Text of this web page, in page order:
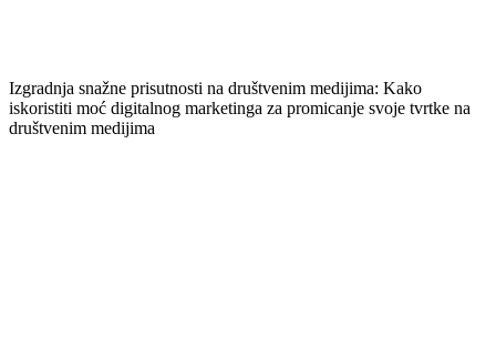
Izgradnja snažne prisutnosti na društvenim medijima: Kako
iskoristiti moć digitalnog marketinga za promicanje svoje tvrtke na
društvenim medijima